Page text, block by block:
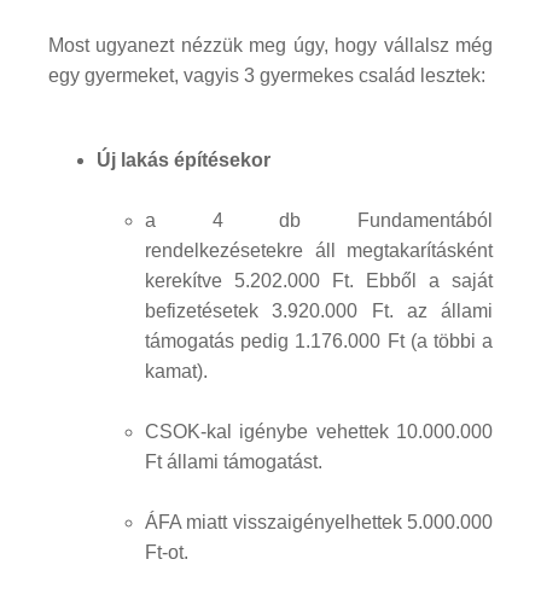
Most ugyanezt nézzük meg úgy, hogy vállalsz még
egy gyermeket, vagyis 3 gyermekes család lesztek:
Új lakás építésekor
a 4 db Fundamentából
rendelkezésetekre áll megtakarításként
kerekítve 5.202.000 Ft. Ebből a saját
befizetésetek 3.920.000 Ft. az állami
támogatás pedig 1.176.000 Ft (a többi a
kamat).
CSOK-kal igénybe vehettek 10.000.000
Ft állami támogatást.
ÁFA miatt visszaigényelhettek 5.000.000
Ft-ot.